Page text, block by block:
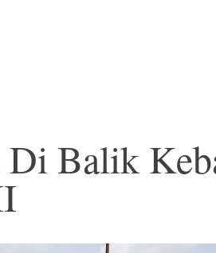
Di Balik